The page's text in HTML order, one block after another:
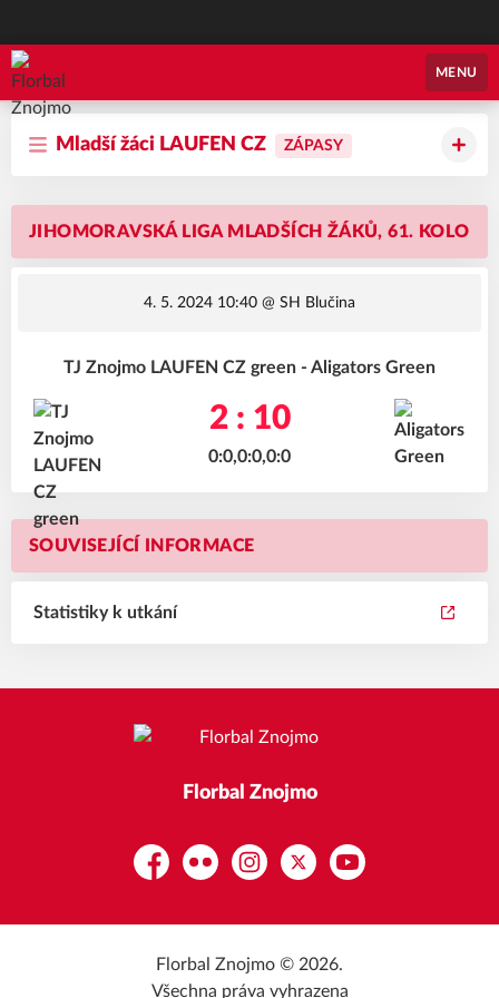
Florbal Znojmo
MENU
Mladší žáci LAUFEN CZ ZÁPASY
JIHOMORAVSKÁ LIGA MLADŠÍCH ŽÁKŮ, 61. KOLO
4. 5. 2024 10:40 @ SH Blučina
TJ Znojmo LAUFEN CZ green - Aligators Green
2 : 10
0:0,0:0,0:0
SOUVISEJÍCÍ INFORMACE
Statistiky k utkání
Florbal Znojmo
FacebookFlickr InstagramPlatform X
YouTube
Florbal Znojmo © 2026.
Všechna práva vyhrazena